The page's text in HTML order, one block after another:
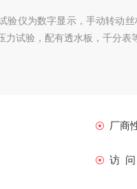
验仪为数字显示，手动转动
力试验，配有透水板，千分表
厂商
访 问